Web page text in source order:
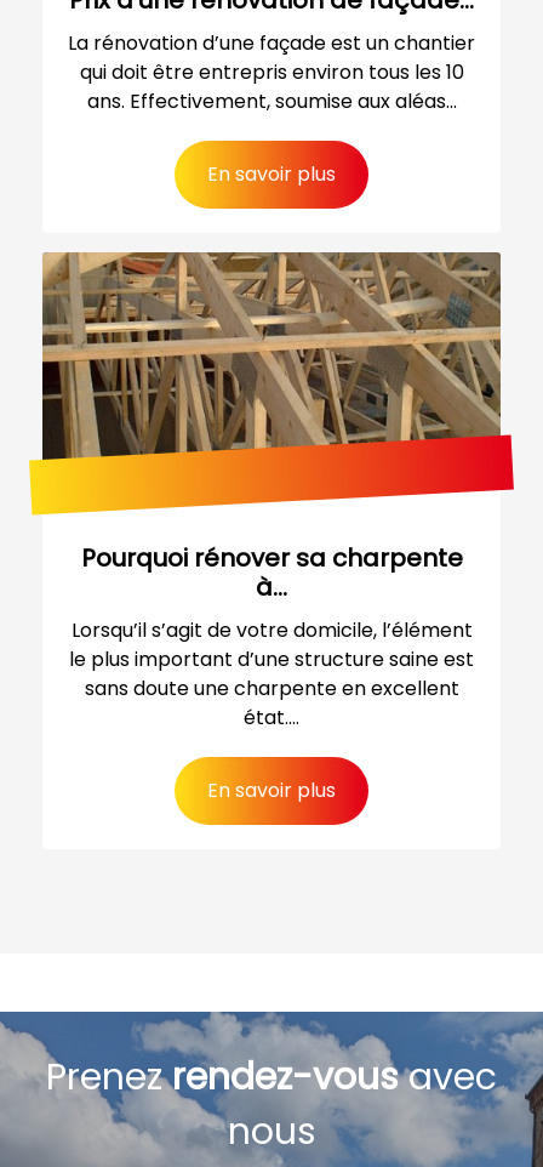
La rénovation d’une façade est un chantier
qui doit être entrepris environ tous les 10
ans. Effectivement, soumise aux aléas...
En savoir plus
Pourquoi rénover sa charpente
à...
Lorsqu’il s’agit de votre domicile, l’élément
le plus important d’une structure saine est
sans doute une charpente en excellent
état....
En savoir plus
Prenezrendez-vousavec
nous